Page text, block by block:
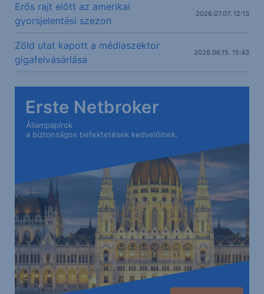
Erős rajt előtt az amerikai
gyorsjelentési szezon
2026.07.07. 12:13
Zöld utat kapott a médiaszektor
gigafelvásárlása
2026.06.15. 15:43
Erste Netbroker
Állampapírok
a biztonságos befektetések kedvelőinek.